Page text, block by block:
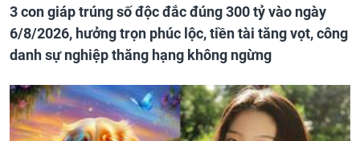
3 con giáp trúng số độc đắc đúng 300 tỷ vào ngày
6/8/2026, hưởng trọn phúc lộc, tiền tài tăng vọt, công
danh sự nghiệp thăng hạng không ngừng